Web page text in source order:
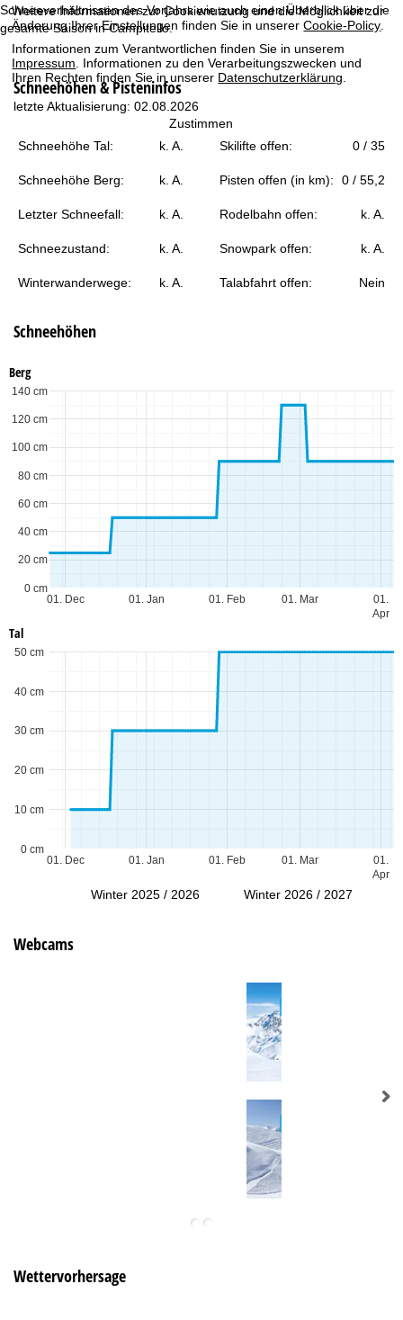
Weitere Informationen zur Cookienutzung und die Möglichkeit zur
Änderung Ihrer Einstellungen finden Sie in unsererCookie-Policy
Informationen zum Verantwortlichen finden Sie in unserem
Impressum . Informationen zu den Verarbeitungszwecken und
Ihren Rechten finden Sie in unserer Datenschutzerklärung
Zustimmen
i
t
e
Schneeverhältnissen des Vorjahrs wie auch einen Überblick über die
gesamte Saison in Campitello.
Schneehöhen & Pisteninfos
letzte Aktualisierung: 02.08.2026
Schneehöhe Tal: k. A. Skilifte offen: 0 / 35
Schneehöhe Berg: k. A. Pisten offen (in km): 0 / 55,2
Letzter Schneefall: k. A. Rodelbahn offen: k. A.
Schneezustand: k. A. Snowpark offen: k. A.
Winterwanderwege: k. A. Talabfahrt offen: Nein
Schneehöhen
Berg
01. Dec 01. Jan 01. Feb 01. Mar
01.
Apr
0 cm
20 cm
40 cm
60 cm
80 cm
100 cm
120 cm
140 cm
Tal
01. Dec 01. Jan 01. Feb 01. Mar
01.
Apr
0 cm
10 cm
20 cm
30 cm
40 cm
50 cm
Winter 2025 / 2026 Winter 2026 / 2027
Webcams
Wettervorhersage